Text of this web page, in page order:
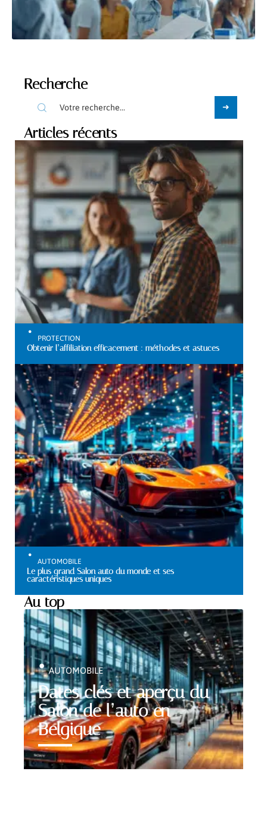
Recherche
Articles récents
PROTECTION
Obtenir l’affiliation efficacement : méthodes et astuces
AUTOMOBILE
Le plus grand Salon auto du monde et ses
caractéristiques uniques
Au top
Dates clés et aperçu du
Salon de l’auto en
Belgique
AUTOMOBILE